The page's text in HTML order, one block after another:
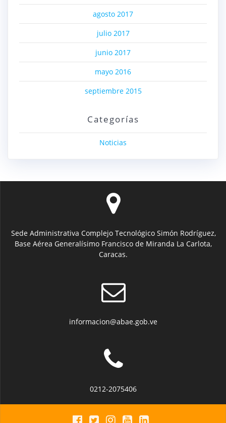
agosto 2017
julio 2017
junio 2017
mayo 2016
septiembre 2015
Categorías
Noticias
Sede Administrativa Complejo Tecnológico Simón Rodríguez,
Base Aérea Generalísimo Francisco de Miranda La Carlota,
Caracas.
informacion@abae.gob.ve
0212-2075406